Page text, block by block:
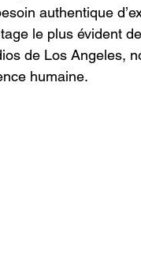
authentique
le plus évident
de Los Angeles,
humaine.